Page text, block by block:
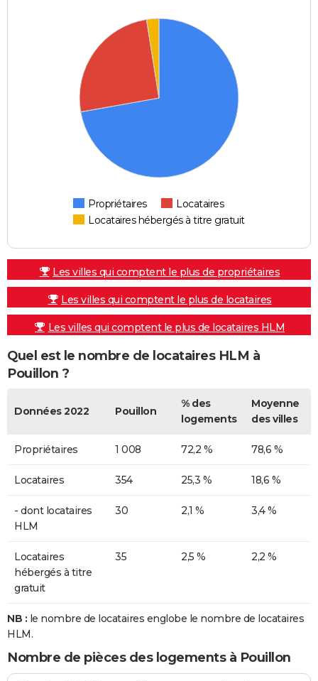
Propriétaires
Locataires
Locataires hébergés à titre gratuit
Les villes qui comptent le plus de propriétaires
Les villes qui comptent le plus de locataires
Les villes qui comptent le plus de locataires HLM
Quel est le nombre de locataires HLM à
Pouillon ?
Données 2022 Pouillon
% des
logements
Moyenne
des villes
Propriétaires 1 008 72,2 % 78,6 %
Locataires 354 25,3 % 18,6 %
- dont locataires
HLM
30 2,1 % 3,4 %
Locataires
hébergés à titre
gratuit
35 2,5 % 2,2 %
NB : le nombre de locataires englobe le nombre de locataires
HLM.
Nombre de pièces des logements à Pouillon